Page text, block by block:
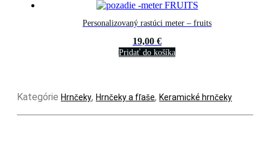
Personalizovaný rastúci meter – fruits
19,00 €
Pridať do košíka
Kategórie Hrnčeky, Hrnčeky a fľaše, Keramické hrnčeky